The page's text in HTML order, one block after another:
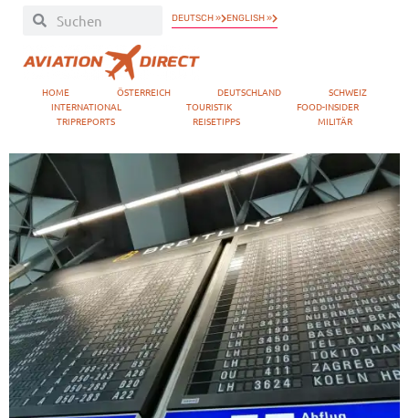
DEUTSCH » ENGLISH »
HOME ÖSTERREICH DEUTSCHLAND
SCHWEIZ
INTERNATIONAL
TOURISTIK
FOOD-INSIDER
TRIPREPORTS
REISETIPPS MILITÄR